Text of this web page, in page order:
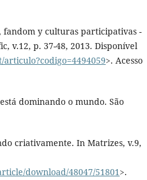
fandom y culturas participativas -
v.12, p. 37-48, 2013. Disponível
>. Acesso
dominando o mundo. São
criativamente. In Matrizes, v.9,
download/48047/51801>.